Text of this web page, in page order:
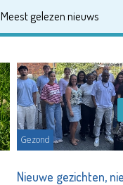
Meest gelezen nieuws
Gezond
Nieuwe gezichten,